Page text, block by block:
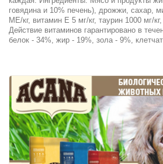
говядина и 10% печень), дрожжи, сахар,
МЕ/кг, витамин E 5 мг/кг, таурин 1000 мг/
Действие витаминов гарантировано в
белок - 34%, жир - 19%, зола - 9%,